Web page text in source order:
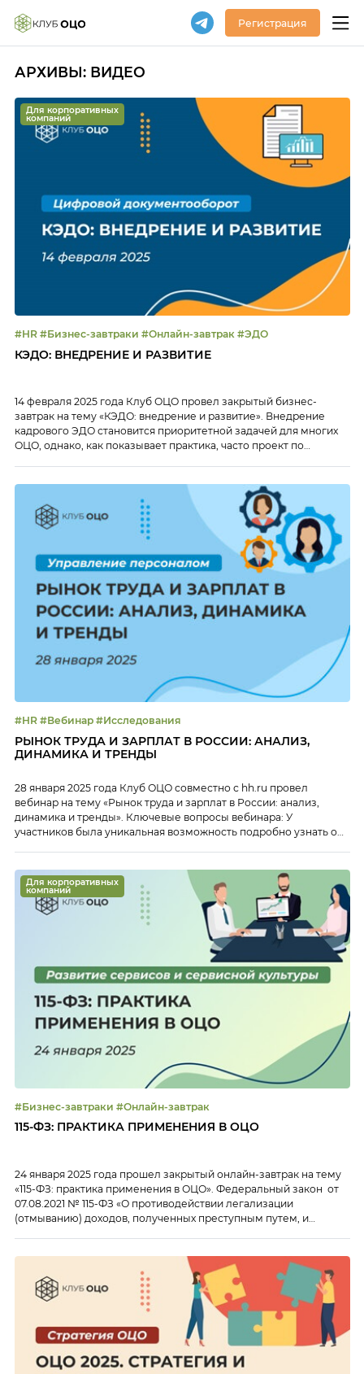
Регистрация
АРХИВЫ: ВИДЕО
Для корпоративных
компаний
#HR #Бизнес-завтраки #Онлайн-завтрак #ЭДО
КЭДО: ВНЕДРЕНИЕ И РАЗВИТИЕ
14 февраля 2025 года Клуб ОЦО провел закрытый бизнес-
завтрак на тему «КЭДО: внедрение и развитие». Внедрение
кадрового ЭДО становится приоритетной задачей для многих
ОЦО, однако, как показывает практика, часто проект по
внутренние сотрудники. В ходе онлайн-завтрака мы обсудили:
Тайм-коды: […]
#HR #Вебинар #Исследования
РЫНОК ТРУДА И ЗАРПЛАТ В РОССИИ: АНАЛИЗ,
ДИНАМИКА И ТРЕНДЫ
28 января 2025 года Клуб ОЦО совместно с hh.ru провел
вебинар на тему «Рынок труда и зарплат в России: анализ,
динамика и тренды». Ключевые вопросы вебинара: У
участников была уникальная возможность подробно узнать о
подбора сотрудников в свои ОЦО. Эксперт […]
Для корпоративных
компаний
#Бизнес-завтраки #Онлайн-завтрак
115-ФЗ: ПРАКТИКА ПРИМЕНЕНИЯ В ОЦО
24 января 2025 года прошел закрытый онлайн-завтрак на тему
«115-ФЗ: практика применения в ОЦО». Федеральный закон от
07.08.2021 № 115-ФЗ «О противодействии легализации
(отмыванию) доходов, полученных преступным путем, и
услуги, к которым в данном контексте относятся и ОЦО,
предоставлять соответствующую отчетность в
Росфинмониторинг. На закрытом онлайн-завтраке […]